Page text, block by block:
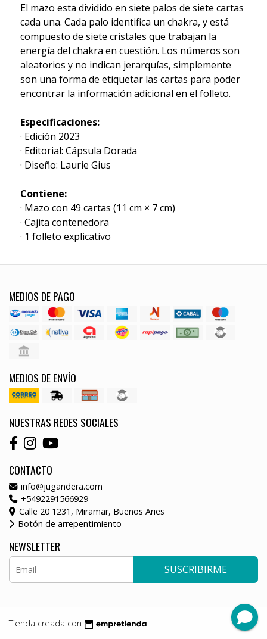
El mazo esta dividido en siete palos de siete cartas
cada una. Cada palo identifica un chakra, y está
compuesto de siete cristales que trabajan la
energía del chakra en cuestión. Los números son
aleatorios y no indican jerarquías, simplemente
son una forma de etiquetar las cartas para poder
encontrar la información adicional en el folleto.
Especificaciones:
· Edición 2023
· Editorial: Cápsula Dorada
· Diseño: Laurie Gius
Contiene:
· Mazo con 49 cartas (11 cm × 7 cm)
· Cajita contenedora
· 1 folleto explicativo
MEDIOS DE PAGO
MEDIOS DE ENVÍO
NUESTRAS REDES SOCIALES
CONTACTO
info@jugandera.com
+5492291566929
Calle 20 1231, Miramar, Buenos Aries
Botón de arrepentimiento
NEWSLETTER
SUSCRIBIRME
Tienda creada con